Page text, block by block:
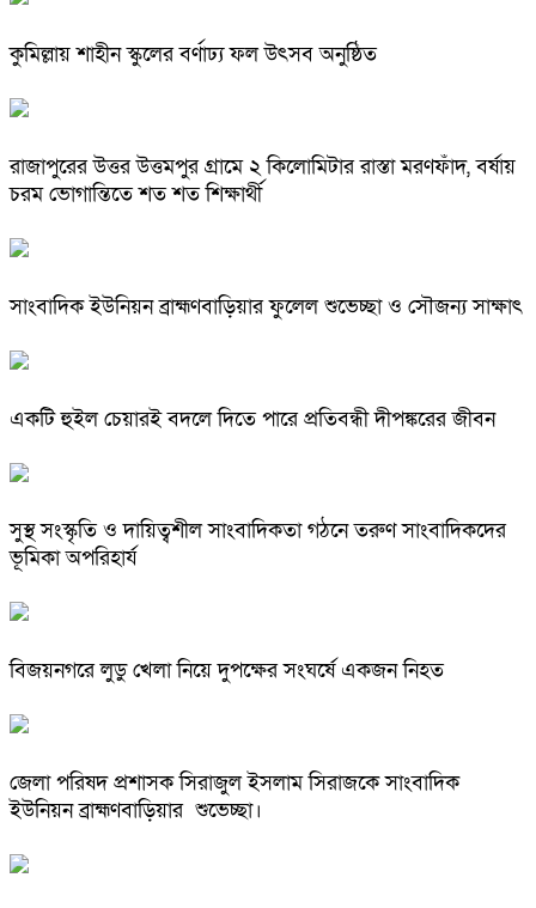
কুমিল্লায় শাহীন স্কুলের বর্ণাঢ্য ফল উৎসব অনুষ্ঠিত
রাজাপুরের উত্তর উত্তমপুর গ্রামে ২ কিলোমিটার রাস্তা মরণফাঁদ, বর্ষায়
চরম ভোগান্তিতে শত শত শিক্ষার্থী
সাংবাদিক ইউনিয়ন ব্রাহ্মণবাড়িয়ার ফুলেল শুভেচ্ছা ও সৌজন্য সাক্ষাৎ
একটি হুইল চেয়ারই বদলে দিতে পারে প্রতিবন্ধী দীপঙ্করের জীবন
সুস্থ সংস্কৃতি ও দায়িত্বশীল সাংবাদিকতা গঠনে তরুণ সাংবাদিকদের
ভূমিকা অপরিহার্য
বিজয়নগরে লুডু খেলা নিয়ে দুপক্ষের সংঘর্ষে একজন নিহত
জেলা পরিষদ প্রশাসক সিরাজুল ইসলাম সিরাজকে সাংবাদিক
ইউনিয়ন ব্রাহ্মণবাড়িয়ার শুভেচ্ছা।